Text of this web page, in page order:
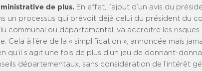
de plus. En effet, l’ajout d’un avis du
un processus qui prévoit déjà celui du président du
communal ou départemental, va accroitre les risques
Cela à l’ère de la « simplification », annoncée mais
qu’il s’agit une fois de plus d’un jeu de donnant-
départementaux, sans considération de l’intérêt